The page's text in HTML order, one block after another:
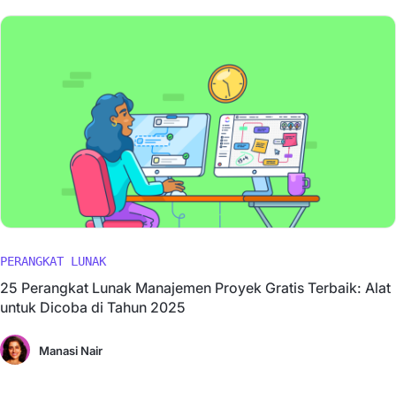
PERANGKAT LUNAK
25 Perangkat Lunak Manajemen Proyek Gratis Terbaik: Alat
untuk Dicoba di Tahun 2025
Manasi Nair